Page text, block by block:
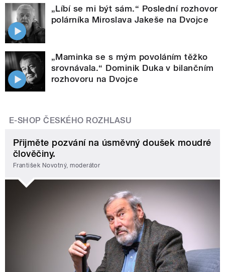
„Líbí se mi být sám.“ Poslední rozhovor
polárníka Miroslava Jakeše na Dvojce
„Maminka se s mým povoláním těžko
srovnávala.“ Dominik Duka v bilančním
rozhovoru na Dvojce
E-SHOP ČESKÉHO ROZHLASU
Přijměte pozvání na úsměvný doušek moudré
člověčiny.
František Novotný, moderátor